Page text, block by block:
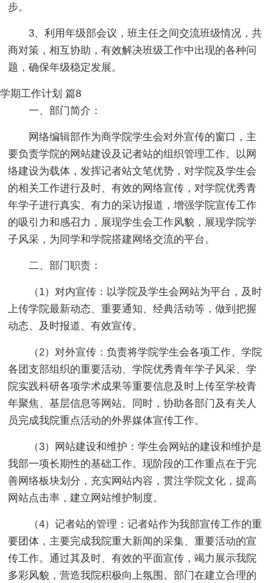
步。
3、利用年级部会议，班主任之间交流班级情况，共
商对策，相互协助，有效解决班级工作中出现的各种问
题，确保年级稳定发展。
学期工作计划 篇8
一、部门简介：
网络编辑部作为商学院学生会对外宣传的窗口，主
要负责学院的网站建设及记者站的组织管理工作。以网
络建设为载体，发挥记者站文笔优势，对学院及学生会
的相关工作进行及时、有效的网络宣传，对学院优秀青
年学子进行真实、有力的采访报道，增强学院宣传工作
的吸引力和感召力，展现学生会工作风貌，展现学院学
子风采，为同学和学院搭建网络交流的平台。
二、部门职责：
（1）对内宣传：以学院及学生会网站为平台，及时
上传学院最新动态、重要通知、经典活动等，做到把握
动态、及时报道、有效宣传。
（2）对外宣传：负责将学院学生会各项工作、学院
各团支部组织的重要活动、学院优秀青年学子风采、学
院实践科研各项学术成果等重要信息及时上传至学校青
年聚焦、基层信息等网站。同时，协助各部门及有关人
员完成我院重点活动的外界媒体宣传工作。
（3）网站建设和维护：学生会网站的建设和维护是
我部一项长期性的基础工作。现阶段的工作重点在于完
善网络板块划分，充实网站内容，贯注学院文化，提高
网站点击率，建立网站维护制度。
（4）记者站的管理：记者站作为我部宣传工作的重
要团体，主要完成我院重大新闻的采集、重要活动的宣
传工作。通过其及时、有效的平面宣传，竭力展示我院
多彩风貌，营造我院积极向上氛围。部门在建立合理的